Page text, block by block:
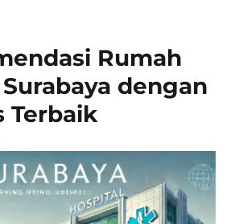
Rumah
dengan
Terbaik